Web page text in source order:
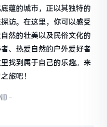
蕴的城市，正以其独特的
访。在这里，你可以感受
然的壮美以及民俗文化的
、热爱自然的户外爱好者
找到属于自己的乐趣。来
旅吧！
-